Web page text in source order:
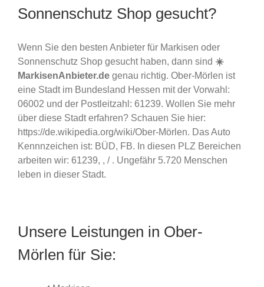
Sonnenschutz Shop gesucht?
Wenn Sie den besten Anbieter für Markisen oder
Sonnenschutz Shop gesucht haben, dann sind ☀️
MarkisenAnbieter.de genau richtig. Ober-Mörlen ist
eine Stadt im Bundesland Hessen mit der Vorwahl:
06002 und der Postleitzahl: 61239. Wollen Sie mehr
über diese Stadt erfahren? Schauen Sie hier:
https://de.wikipedia.org/wiki/Ober-Mörlen. Das Auto
Kennnzeichen ist: BÜD, FB. In diesen PLZ Bereichen
arbeiten wir: 61239, , / . Ungefähr 5.720 Menschen
leben in dieser Stadt.
Unsere Leistungen in Ober-
Mörlen für Sie: